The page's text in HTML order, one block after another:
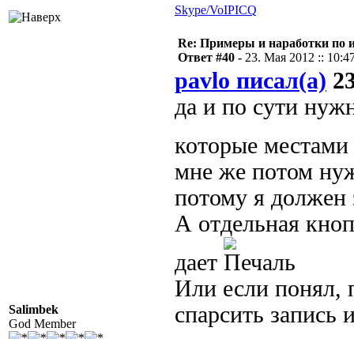
Skype/VoIPICQ
Salimbek
God Member
Re: Примеры и наработки по
Ответ #40 - 23. Мая 2012 ::
pavlo писал(а)
да и по сути
которые
мне же потом
потому я должен
А отдельная
дает
Или если понял,
спарсить запись